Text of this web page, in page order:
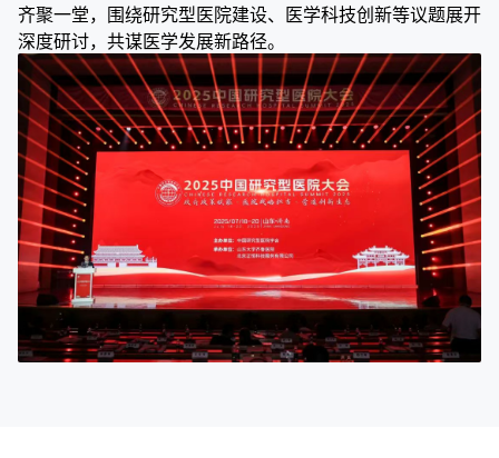
齐聚一堂，围绕研究型医院建设、医学科技创新等议题展开
深度研讨，共谋医学发展新路径。